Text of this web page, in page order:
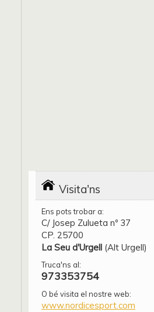
Visita'ns
Ens pots trobar a:
C/ Josep Zulueta nº 37
CP. 25700
La Seu d'Urgell (Alt Urgell)
Truca'ns al:
973353754
O bé visita el nostre web:
www.nordicesport.com